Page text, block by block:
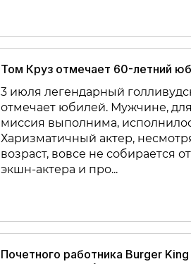
Том Круз отмечает 60-летний
3 июля легендарный
отмечает юбилей. Мужчине,
миссия выполнима,
Харизматичный актер,
возраст, вовсе не собирается
экшн-актера и про...
Почетного работника Burger